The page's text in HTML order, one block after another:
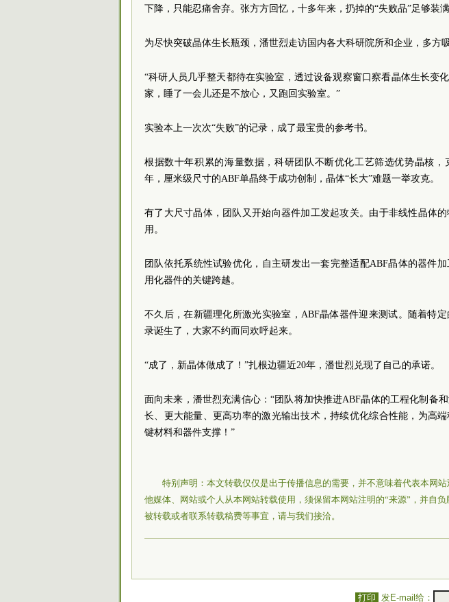
下降，只能忍痛舍弃。张方方回忆，十多年来，扔掉的“失败品”足够装满
为尽快突破晶体生长瓶颈，潘世烈走访国内各大科研院所和企业，多方
“科研人员几乎整天都待在实验室，透过设备观察窗口察看晶体生长变
家，睡了一会儿还是不放心，又跑回实验室。”
实验本上一次次“失败”的记录，成了最宝贵的参考书。
根据数十年积累的海量数据，科研团队不断优化工艺筛选优势晶核，
年，厘米级尺寸的ABF单晶终于成功创制，晶体“长大”难题一举攻克。
有了大尺寸晶体，团队又开始向器件加工发起攻关。由于非线性晶体
用。
团队依托系统性试验优化，自主研发出一套完整适配ABF晶体的器件
用化器件的关键跨越。
不久后，在新疆理化所激光实验室，ABF晶体器件迎来测试。随着特
录诞生了，大家不约而同欢呼起来。
“成了，新晶体做成了！”扎根边疆近20年，潘世烈兑现了自己的承诺。
面向未来，潘世烈充满信心：“团队将加快推进ABF晶体的工程化制备
长、更大能量、更高功率的激光输出技术，持续优化综合性能，为高
键材料和器件支撑！”
特别声明：本文转载仅仅是出于传播信息的需要，并不意味着代表本网
他媒体、网站或个人从本网站转载使用，须保留本网站注明的“来源”，并自
被转载或者联系转载稿费等事宜，请与我们接洽。
打印 发E-mail给：